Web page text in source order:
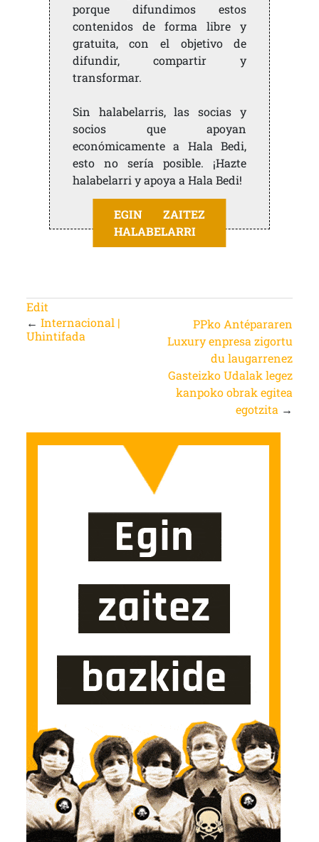
porque difundimos estos
contenidos de forma libre y
gratuita, con el objetivo de
difundir, compartir y
transformar.
Sin halabelarris, las socias y
socios que apoyan
económicamente a Hala Bedi,
esto no sería posible. ¡Hazte
halabelarri y apoya a Hala Bedi!
EGIN ZAITEZ
HALABELARRI
Edit
← Internacional |
Uhintifada
PPko Antépararen
Luxury enpresa zigortu
du laugarrenez
Gasteizko Udalak legez
kanpoko obrak egitea
egotzita →